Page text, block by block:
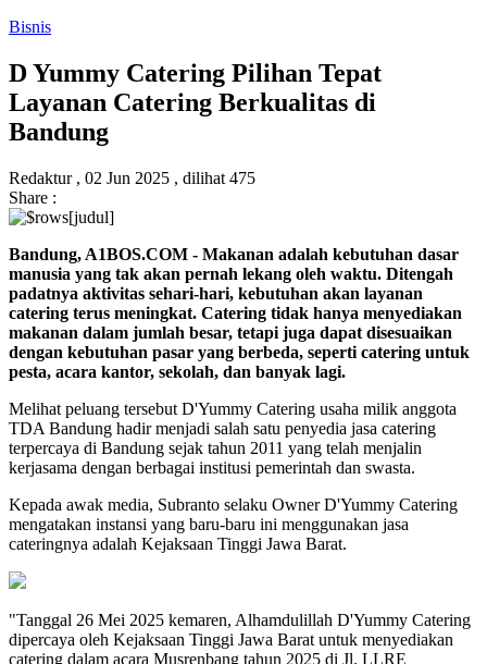
Bisnis
D Yummy Catering Pilihan Tepat
Layanan Catering Berkualitas di
Bandung
Redaktur , 02 Jun 2025 , dilihat 475
Share :
Bandung, A1BOS.COM - Makanan adalah kebutuhan dasar
manusia yang tak akan pernah lekang oleh waktu. Ditengah
padatnya aktivitas sehari-hari, kebutuhan akan layanan
catering terus meningkat. Catering tidak hanya menyediakan
makanan dalam jumlah besar, tetapi juga dapat disesuaikan
dengan kebutuhan pasar yang berbeda, seperti catering untuk
pesta, acara kantor, sekolah, dan banyak lagi.
Melihat peluang tersebut D'Yummy Catering usaha milik anggota
TDA Bandung hadir menjadi salah satu penyedia jasa catering
terpercaya di Bandung sejak tahun 2011 yang telah menjalin
kerjasama dengan berbagai institusi pemerintah dan swasta.
Kepada awak media, Subranto selaku Owner D'Yummy Catering
mengatakan instansi yang baru-baru ini menggunakan jasa
cateringnya adalah Kejaksaan Tinggi Jawa Barat.
"Tanggal 26 Mei 2025 kemaren, Alhamdulillah D'Yummy Catering
dipercaya oleh Kejaksaan Tinggi Jawa Barat untuk menyediakan
catering dalam acara Musrenbang tahun 2025 di Jl. LLRE